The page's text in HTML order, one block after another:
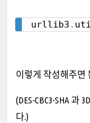
urllib3 .
이렇게 작성해주면
(DES-CBC3-SHA 과
다.)